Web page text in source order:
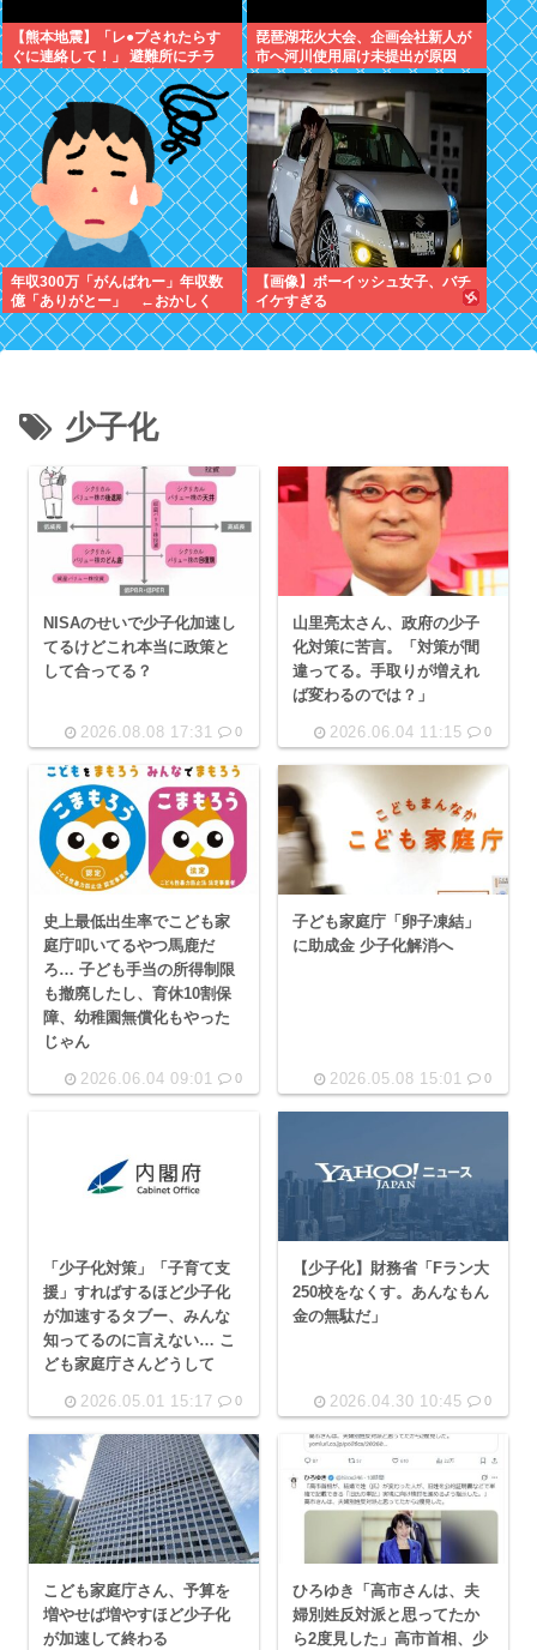
【熊本地震】「レ●プされたらす
ぐに連絡して！」 避難所にチラ
シ。 無料で緊急避妊薬を届けるシ
ステムを実現へ
琵琶湖花火大会、企画会社新人が
市へ河川使用届け未提出が原因
→Xで告知したらできると思った
年収300万「がんばれー」年収数
億「ありがとー」 ←おかしく
ね？
【画像】ボーイッシュ女子、バチ
イケすぎる
少子化
NISAのせいで少子化加速し
てるけどこれ本当に政策と
して合ってる？
2026.08.08 17:31 0
山里亮太さん、政府の少子
化対策に苦言。「対策が間
違ってる。手取りが増えれ
ば変わるのでは？」
2026.06.04 11:15 0
史上最低出生率でこども家
庭庁叩いてるやつ馬鹿だ
ろ… 子ども手当の所得制限
も撤廃したし、育休10割保
障、幼稚園無償化もやった
じゃん
2026.06.04 09:01 0
子ども家庭庁「卵子凍結」
に助成金 少子化解消へ
2026.05.08 15:01 0
「少子化対策」「子育て支
援」すればするほど少子化
が加速するタブー、みんな
知ってるのに言えない… こ
ども家庭庁さんどうして
2026.05.01 15:17 0
【少子化】財務省「Fラン大
250校をなくす。あんなもん
金の無駄だ」
2026.04.30 10:45 0
こども家庭庁さん、予算を
増やせば増やすほど少子化
が加速して終わる
ひろゆき「高市さんは、夫
婦別姓反対派と思ってたか
ら2度見した」高市首相、少